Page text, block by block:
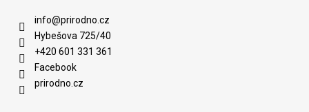
info@prirodno.cz
Hybešova 725/40
+420 601 331 361
Facebook
prirodno.cz